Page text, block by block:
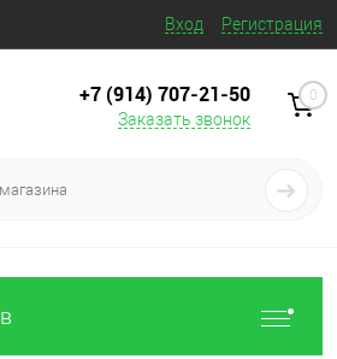
Вход Регистрация
+7 (914) 707‒21‒50
Заказать звонок
0